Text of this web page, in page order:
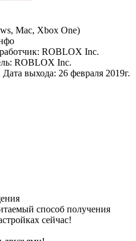
Mac, Xbox One)
ROBLOX Inc.
ROBLOX Inc.
Дата выхода: 26 февраля 2019г.
способ получения
сейчас!